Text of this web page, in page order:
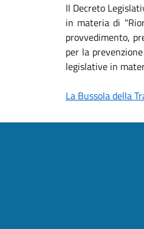
Il Decreto
in materia di
provvedimento,
per la
legislative in
La Bussola della